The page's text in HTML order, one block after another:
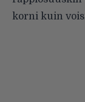
korni kuin